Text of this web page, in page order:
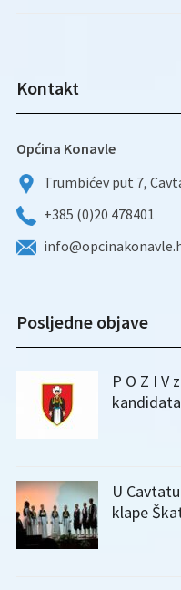
Kontakt
Općina Konavle
Trumbićev put 7,
+385 (0)20 478401
Posljedne objave
P O Z I V
U
klape